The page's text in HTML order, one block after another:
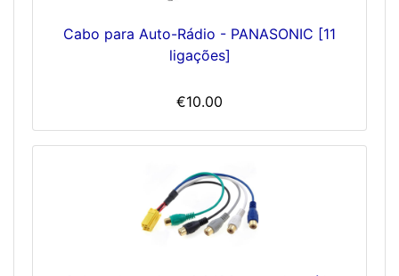
Cabo para Auto-Rádio - PANASONIC [11
ligações]
€10.00